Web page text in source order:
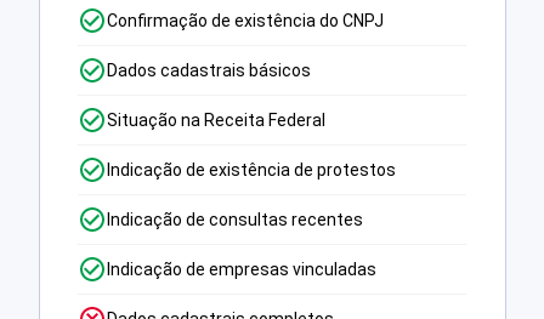
Confirmação de existência do CNPJ
Dados cadastrais básicos
Situação na Receita Federal
Indicação de existência de protestos
Indicação de consultas recentes
Indicação de empresas vinculadas